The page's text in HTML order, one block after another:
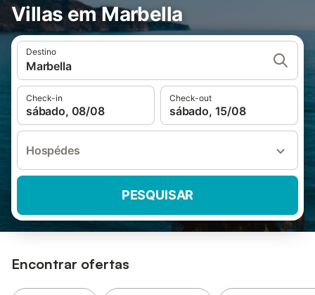
Villas em Marbella
Destino
Marbella
Check-in
sábado, 08/08
Check-out
sábado, 15/08
Hospédes
PESQUISAR
Encontrar ofertas